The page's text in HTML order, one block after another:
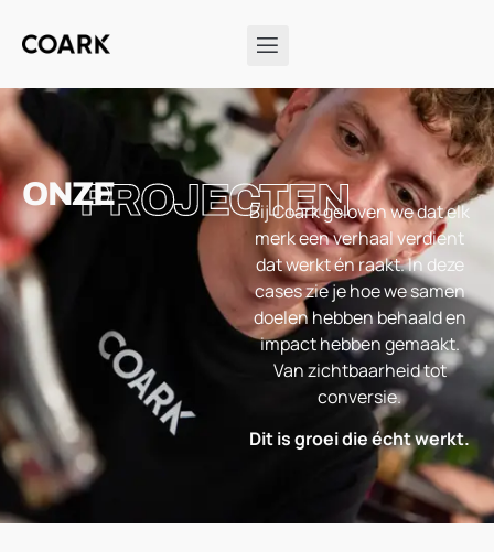
ONZEPROJECTENBij Coark geloven we dat elk
merk een verhaal verdient
dat werkt én raakt. In deze
cases zie je hoe we samen
doelen hebben behaald en
impact hebben gemaakt.
Van zichtbaarheid tot
conversie.
Dit is groei die écht werkt.